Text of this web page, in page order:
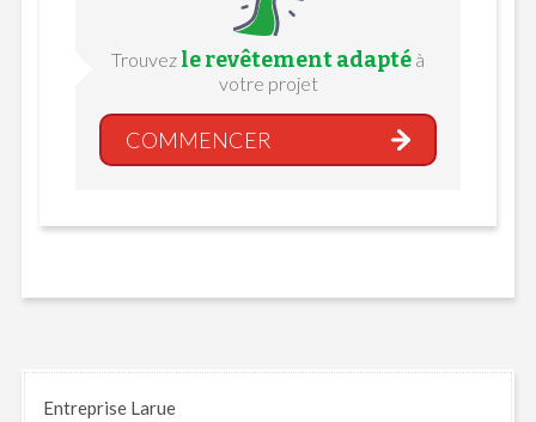
Trouvez le revêtement adapté à
votre projet
COMMENCER
Entreprise Larue